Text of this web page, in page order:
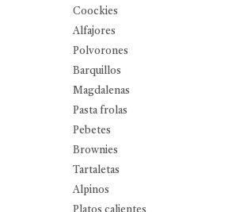
Coockies
Alfajores
Polvorones
Barquillos
Magdalenas
Pasta frolas
Pebetes
Brownies
Tartaletas
Alpinos